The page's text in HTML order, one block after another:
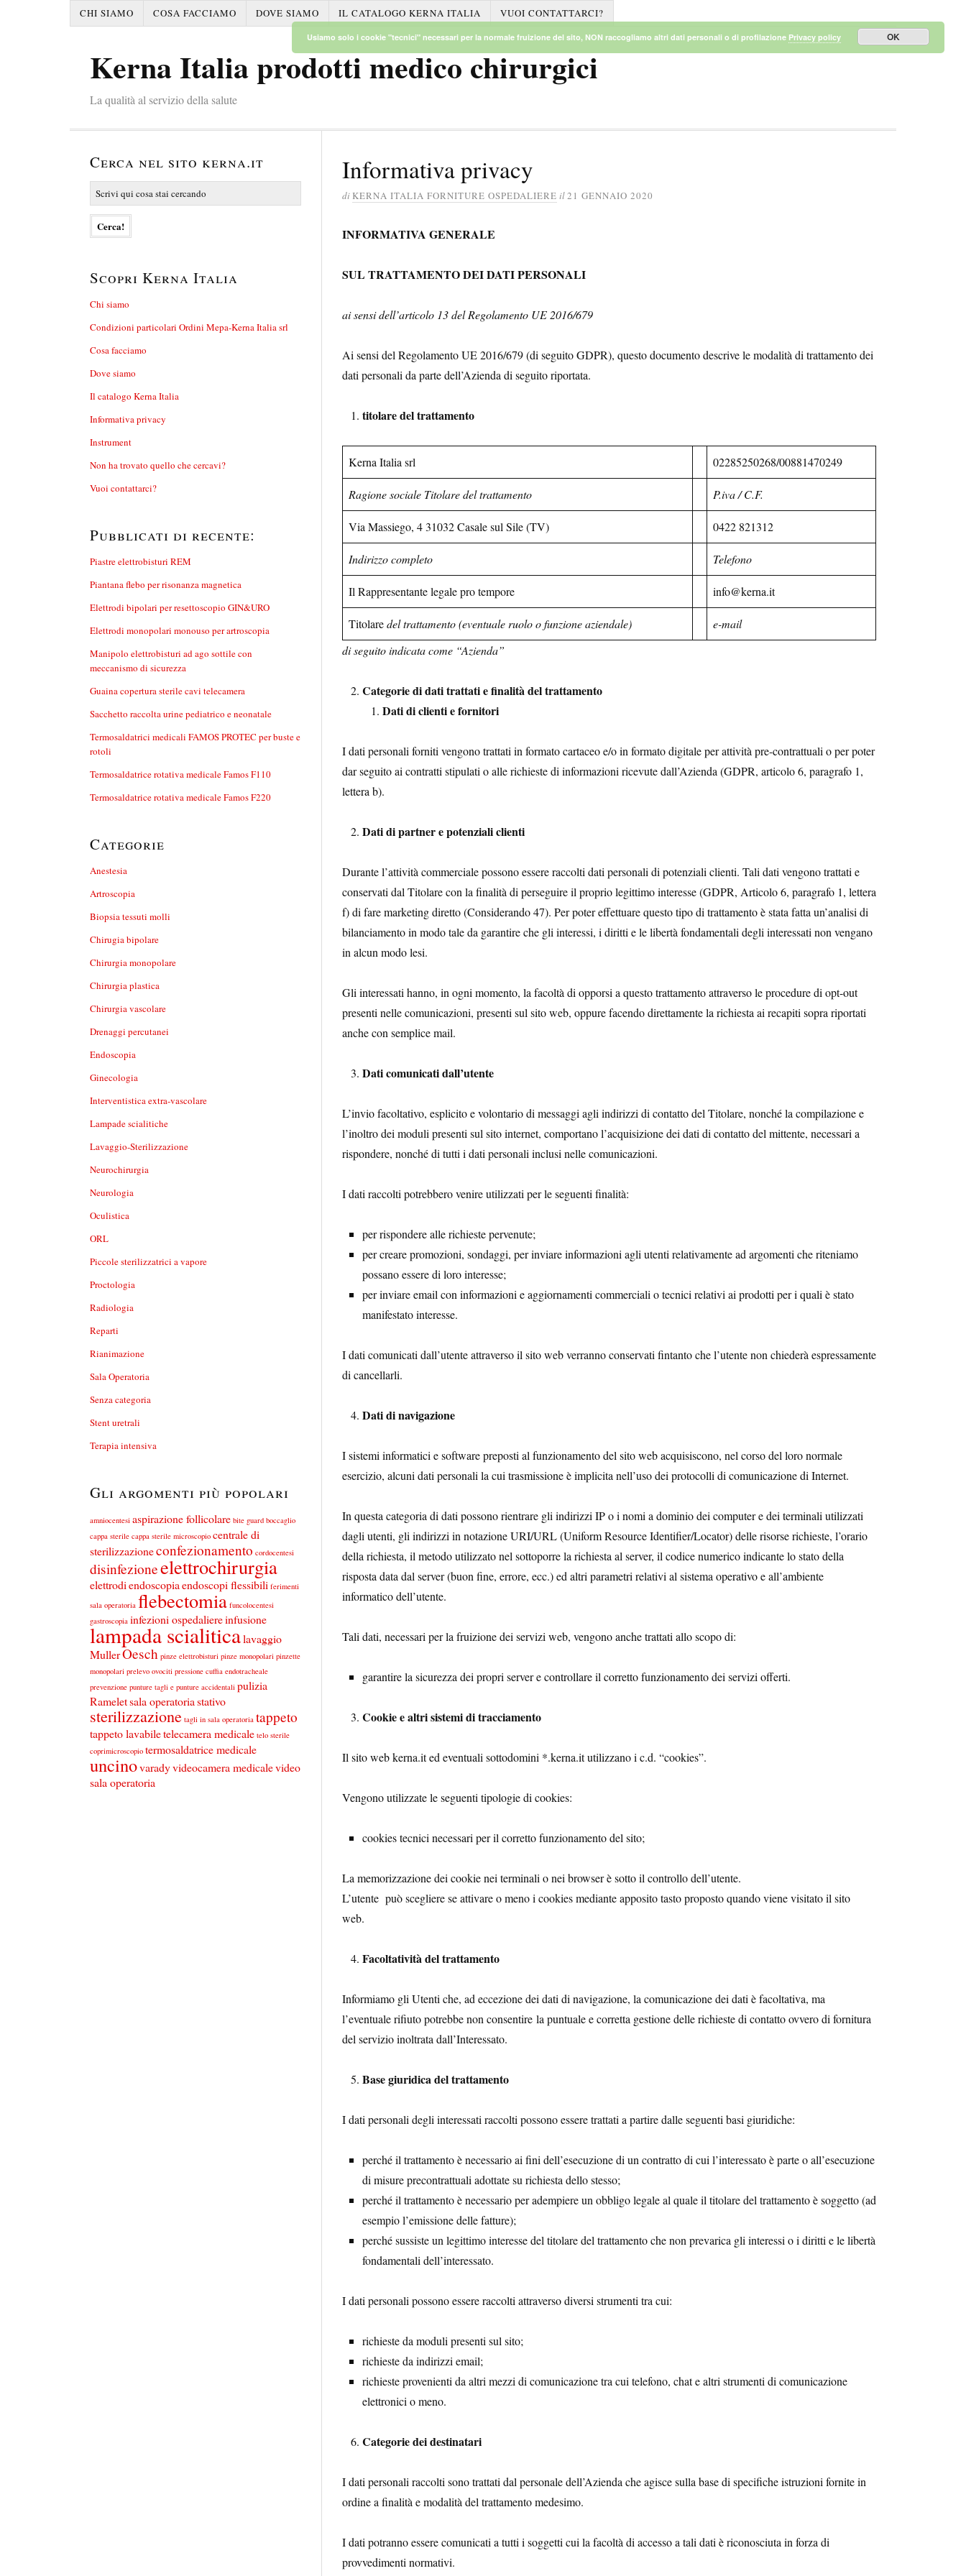
CHI SIAMO COSA FACCIAMO DOVE SIAMO IL CATALOGO KERNA ITALIA VUOI CONTATTARCI?
Kerna Italia prodotti medico chirurgici
La qualità al servizio della salute
Informativa privacy
di KERNA ITALIA FORNITURE OSPEDALIERE il21 GENNAIO 2020
INFORMATIVA GENERALE
SUL TRATTAMENTO DEI DATI PERSONALI
ai sensi dell’articolo 13 del Regolamento UE 2016/679
Ai sensi del Regolamento UE 2016/679 (di seguito GDPR), questo documento descrive le modalità di trattamento dei
dati personali da parte dell’Azienda di seguito riportata.
titolare del trattamento
Kerna Italia srl 02285250268/00881470249
Ragione sociale Titolaredel trattamento P.iva / C.F.
Via Massiego, 4 31032 Casale sul Sile (TV) 0422 821312
Indirizzo completo Telefono
Il Rappresentante legale pro tempore info@kerna.it
Titolaredel trattamento (eventuale ruolo o funzione aziendale)
e-mail
di seguito indicata come “Azienda”
Categorie di dati trattati e finalità del trattamento
Dati di clienti e fornitori
I dati personali forniti vengono trattati in formato cartaceo e/o in formato digitale per attività pre-contrattuali o per poter
dar seguito ai contratti stipulati o alle richieste di informazioni ricevute dall’Azienda (GDPR, articolo 6, paragrafo 1,
lettera b).
Dati di partner e potenziali clienti
Durante l’attività commerciale possono essere raccolti dati personali di potenziali clienti. Tali dati vengono trattati e
conservati dal Titolare con la finalità di perseguire il proprio legittimo interesse (GDPR, Articolo 6, paragrafo 1, lettera
f) di fare marketing diretto (Considerando 47). Per poter effettuare questo tipo di trattamento è stata fatta un’analisi di
bilanciamento in modo tale da garantire che gli interessi, i diritti e le libertà fondamentali degli interessati non vengano
in alcun modo lesi.
Gli interessati hanno, in ogni momento, la facoltà di opporsi a questo trattamento attraverso le procedure di opt-out
presenti nelle comunicazioni, presenti sul sito web, oppure facendo direttamente la richiesta ai recapiti sopra riportati
anche con semplice mail.
Dati comunicati dall’utente
L’invio facoltativo, esplicito e volontario di messaggi agli indirizzi di contatto del Titolare, nonché la compilazione e
l’inoltro dei moduli presenti sul sito internet, comportano l’acquisizione dei dati di contatto del mittente, necessari a
rispondere, nonché di tutti i dati personali inclusi nelle comunicazioni.
I dati raccolti potrebbero venire utilizzati per le seguenti finalità:
per rispondere alle richieste pervenute;
per creare promozioni, sondaggi, per inviare informazioni agli utenti relativamente ad argomenti che riteniamo
possano essere di loro interesse;
per inviare email con informazioni e aggiornamenti commerciali o tecnici relativi ai prodotti per i quali è stato
manifestato interesse.
I dati comunicati dall’utente attraverso il sito web verranno conservati fintanto che l’utente non chiederà espressamente
di cancellarli.
Dati di navigazione
I sistemi informatici e software preposti al funzionamento del sito web acquisiscono, nel corso del loro normale
esercizio, alcuni dati personali la cui trasmissione è implicita nell’uso dei protocolli di comunicazione di Internet.
In questa categoria di dati possono rientrare gli indirizzi IP o i nomi a dominio dei computer e dei terminali utilizzati
dagli utenti, gli indirizzi in notazione URI/URL (Uniform Resource Identifier/Locator) delle risorse richieste, l’orario
della richiesta, il metodo utilizzato nel sottoporre la richiesta al server, il codice numerico indicante lo stato della
risposta data dal server (buon fine, errore, ecc.) ed altri parametri relativi al sistema operativo e all’ambiente
informatico dell’utente.
Tali dati, necessari per la fruizione dei servizi web, vengono anche trattati allo scopo di:
garantire la sicurezza dei propri server e controllare il corretto funzionamento dei servizi offerti.
Cookie e altri sistemi di tracciamento
Il sito web kerna.it ed eventuali sottodomini *.kerna.it utilizzano i c.d. “cookies”.
Vengono utilizzate le seguenti tipologie di cookies:
cookies tecnici necessari per il corretto funzionamento del sito;
La memorizzazione dei cookie nei terminali o nei browser è sotto il controllo dell’utente.
L’utente può scegliere se attivare o meno i cookies mediante apposito tasto proposto quando viene visitato il sito
web.
Facoltatività del trattamento
Informiamo gli Utenti che, ad eccezione dei dati di navigazione, la comunicazione dei dati è facoltativa, ma
l’eventuale rifiuto potrebbe non consentire la puntuale e corretta gestione delle richieste di contatto ovvero di fornitura
del servizio inoltrata dall’Interessato.
Base giuridica del trattamento
I dati personali degli interessati raccolti possono essere trattati a partire dalle seguenti basi giuridiche:
perché il trattamento è necessario ai fini dell’esecuzione di un contratto di cui l’interessato è parte o all’esecuzione
di misure precontrattuali adottate su richiesta dello stesso;
perché il trattamento è necessario per adempiere un obbligo legale al quale il titolare del trattamento è soggetto (ad
esempio l’emissione delle fatture);
perché sussiste un legittimo interesse del titolare del trattamento che non prevarica gli interessi o i diritti e le libertà
fondamentali dell’interessato.
I dati personali possono essere raccolti attraverso diversi strumenti tra cui:
richieste da moduli presenti sul sito;
richieste da indirizzi email;
richieste provenienti da altri mezzi di comunicazione tra cui telefono, chat e altri strumenti di comunicazione
elettronici o meno.
Categorie dei destinatari
I dati personali raccolti sono trattati dal personale dell’Azienda che agisce sulla base di specifiche istruzioni fornite in
ordine a finalità e modalità del trattamento medesimo.
I dati potranno essere comunicati a tutti i soggetti cui la facoltà di accesso a tali dati è riconosciuta in forza di
provvedimenti normativi.
Cerca nel sito kerna.it
Scopri Kerna Italia
Chi siamo
Condizioni particolari Ordini Mepa-Kerna Italia srl
Cosa facciamo
Dove siamo
Il catalogo Kerna Italia
Informativa privacy
Instrument
Non ha trovato quello che cercavi?
Vuoi contattarci?
Pubblicati di recente:
Piastre elettrobisturi REM
Piantana flebo per risonanza magnetica
Elettrodi bipolari per resettoscopio GIN&URO
Elettrodi monopolari monouso per artroscopia
Manipolo elettrobisturi ad ago sottile con
meccanismo di sicurezza
Guaina copertura sterile cavi telecamera
Sacchetto raccolta urine pediatrico e neonatale
Termosaldatrici medicali FAMOS PROTEC per buste e
rotoli
Termosaldatrice rotativa medicale Famos F110
Termosaldatrice rotativa medicale Famos F220
Categorie
Anestesia
Artroscopia
Biopsia tessuti molli
Chirugia bipolare
Chirurgia monopolare
Chirurgia plastica
Chirurgia vascolare
Drenaggi percutanei
Endoscopia
Ginecologia
Interventistica extra-vascolare
Lampade scialitiche
Lavaggio-Sterilizzazione
Neurochirurgia
Neurologia
Oculistica
ORL
Piccole sterilizzatrici a vapore
Proctologia
Radiologia
Reparti
Rianimazione
Sala Operatoria
Senza categoria
Stent uretrali
Terapia intensiva
Gli argomenti più popolari
amniocentesi aspirazione follicolare bite guard boccaglio
cappa sterile cappa sterile microscopio centrale di
sterilizzazioneconfezionamento cordocentesi
disinfezioneelettrochirurgia
elettrodiendoscopiaendoscopi flessibili ferimenti
sala operatoria flebectomia funcolocentesi
gastroscopia infezioni ospedaliereinfusione
lampada scialiticalavaggio
MullerOesch pinze elettrobisturi pinze monopolari pinzette
monopolari prelevo ovociti pressione cuffia endotracheale
prevenzione punture tagli e punture accidentali pulizia
Rameletsala operatoriastativo
sterilizzazione tagli in sala operatoria tappeto
tappeto lavabiletelecamera medicale telo sterile
coprimicroscopio termosaldatrice medicale
uncinovaradyvideocamera medicalevideo
sala operatoria
Usiamo solo i cookie "tecnici" necessari per la normale fruizione del sito, NON raccogliamo altri dati personali o di profilazione Privacy policy OK